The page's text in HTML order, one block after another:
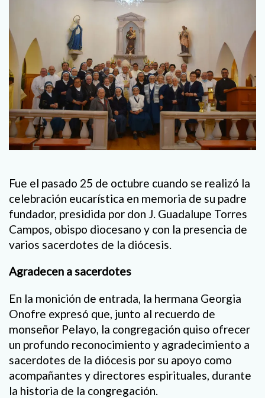
Fue el pasado 25 de octubre cuando se realizó la
celebración eucarística en memoria de su padre
fundador, presidida por don J. Guadalupe Torres
Campos, obispo diocesano y con la presencia de
varios sacerdotes de la diócesis.
Agradecen a sacerdotes
En la monición de entrada, la hermana Georgia
Onofre expresó que, junto al recuerdo de
monseñor Pelayo, la congregación quiso ofrecer
un profundo reconocimiento y agradecimiento a
sacerdotes de la diócesis por su apoyo como
acompañantes y directores espirituales, durante
la historia de la congregación.